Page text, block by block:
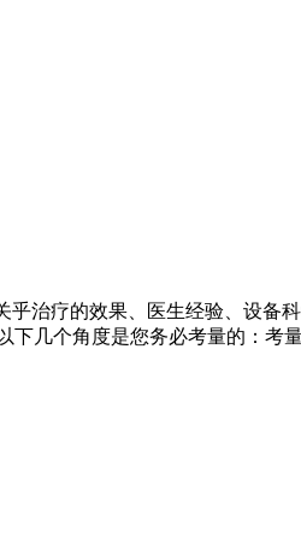
治疗的效果、医生经验、设备
几个角度是您务必考量的：考